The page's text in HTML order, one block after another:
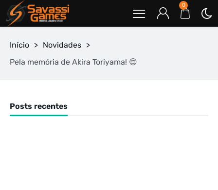
0
Início > Novidades >
Pela memória de Akira Toriyama! 😌
Posts recentes